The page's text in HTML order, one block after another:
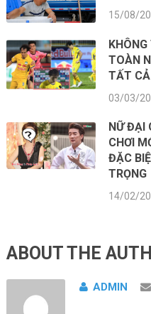
15/08/
TOÀN
TẤT CẢ
03/03/
NỮ ĐẠΙ
CНƠΙ
ĐẶC
ТRỌNG
14/02/
ABOUT THE
ADMIN